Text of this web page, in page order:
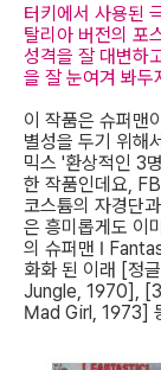
터키에서 사용된
탈리아 버전의 포
성격을 잘 대변하
을 잘 눈여겨 봐두
이 작품은 슈퍼맨
별성을 두기 위해
믹스 '환상적인 3
한 작품인데요,
코스튬의 자경단
은 흥미롭게도 이
의 슈퍼맨 I
화화 된 이래 [정
Jungle, 1970], [3
Mad Girl, 1973]